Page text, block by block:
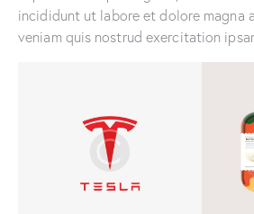
incididunt ut labore et dolore magna
veniam quis nostrud exercitation